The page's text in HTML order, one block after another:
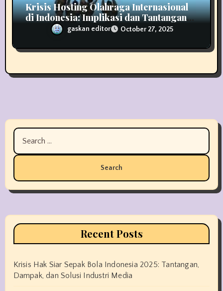
Krisis Hosting Olahraga Internasional
di Indonesia: Implikasi dan Tantangan
untuk Masa Depan
gaskan editor October 27, 2025
Search
for:
Recent Posts
Krisis Hak Siar Sepak Bola Indonesia 2025: Tantangan,
Dampak, dan Solusi Industri Media